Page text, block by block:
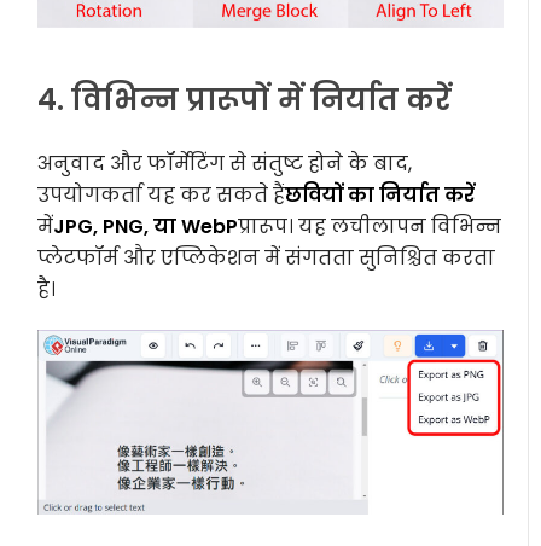
4. विभिन्न प्रारूपों में निर्यात करें
अनुवाद और फॉर्मेटिंग से संतुष्ट होने के बाद,
उपयोगकर्ता यह कर सकते हैंछवियों का निर्यात करें
मेंJPG, PNG, या WebPप्रारूप। यह लचीलापन विभिन्न
प्लेटफॉर्म और एप्लिकेशन में संगतता सुनिश्चित करता
है।